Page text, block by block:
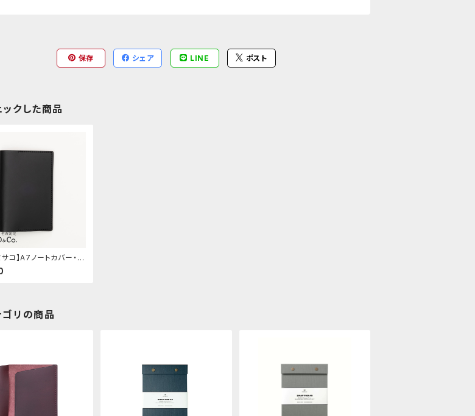
保存 シェア LINE ポスト
クした商品
サコ】A7ノートカバー・ブ
ラック)
ゴリの商品